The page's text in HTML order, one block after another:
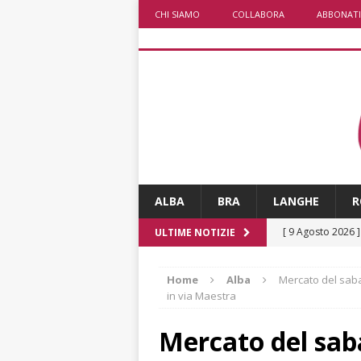
CHI SIAMO COLLABORA ABBONATI
ALBA BRA LANGHE
ULTIME NOTIZIE [ 9 Agosto 2026 ]
rotonda al Gallo
fiducia dei clienti
Home Alba
Mercato del
in via Maestra
Mercato del